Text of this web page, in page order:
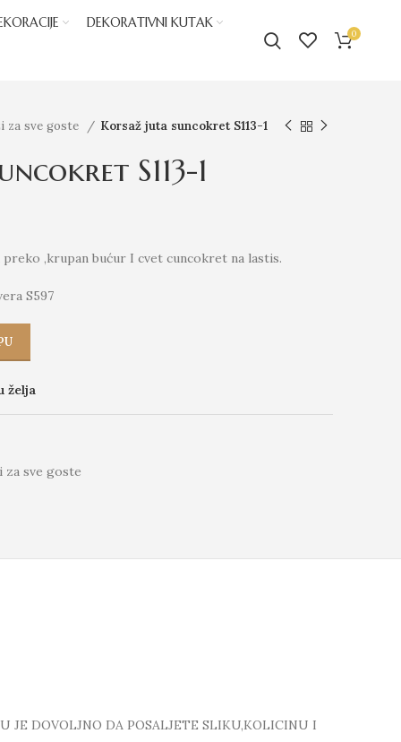
DEKORATIVNI KUTAK
0
za sve goste Korsaž juta suncokret S113-1
S113-1
preko ,krupan bućur I cvet cuncokret na lastis.
S597
želja
za sve goste
JE DOVOLJNO DA POSALJETE SLIKU,KOLICINU I